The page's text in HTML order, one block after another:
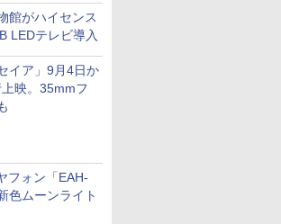
館がハイセンス
LEDテレビ導入
イア」9月4日か
映。35mmフ
フォン「EAH-
色ムーンライト